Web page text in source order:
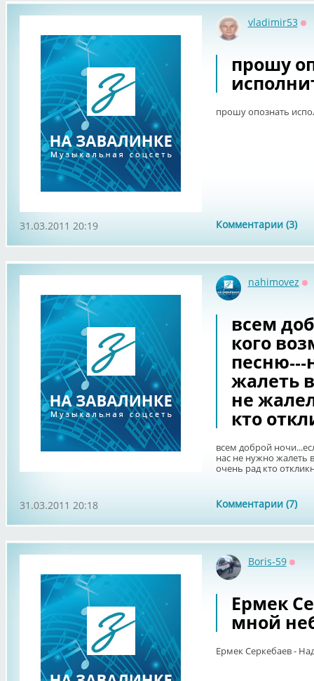
vladimir53
прошу
прошу опознать
Комментарии (3)
31.03.2011 20:19
nahimovez
всем
кого
песню---
жалеть
не
кто
всем доброй
нас не нужно жалеть
очень рад кто
Комментарии (7)
31.03.2011 20:18
Boris-59
Ермек
мной
Ермек Серкебаев -